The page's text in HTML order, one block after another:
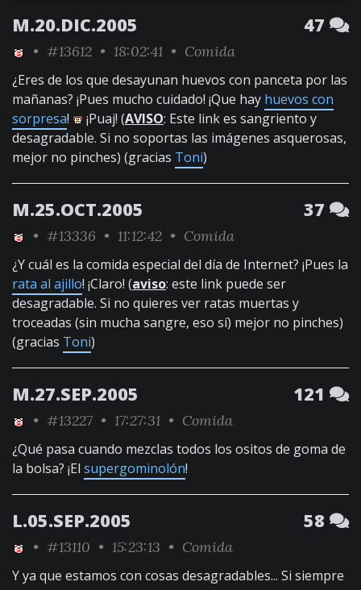
M.20.DIC.2005 47
• #13612 • 18:02:41 • Comida
¿Eres de los que desayunan huevos con panceta por las
mañanas? ¡Pues mucho cuidado! ¡Que hay huevos con
sorpresa! ¡Puaj! (AVISO: Este link es sangriento y
desagradable. Si no soportas las imágenes asquerosas,
mejor no pinches) (gracias Toni)
M.25.OCT.2005 37
• #13336 • 11:12:42 • Comida
¿Y cuál es la comida especial del día de Internet? ¡Pues la
rata al ajillo! ¡Claro! (aviso: este link puede ser
desagradable. Si no quieres ver ratas muertas y
troceadas (sin mucha sangre, eso sí) mejor no pinches)
(gracias Toni)
M.27.SEP.2005 121
• #13227 • 17:27:31 • Comida
¿Qué pasa cuando mezclas todos los ositos de goma de
la bolsa? ¡El supergominolón!
L.05.SEP.2005 58
• #13110 • 15:23:13 • Comida
Y ya que estamos con cosas desagradables... Si siempre